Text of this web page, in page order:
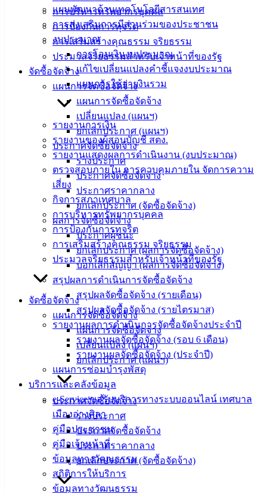
การบริหารทรัพยากรบุคคล
การป้องกันการทุจริต
การเสริมสร้างคุณธรรม จริยธรรม
ประมวลจริยธรรมสำหรับเจ้าหน้าที่ของรัฐ
จัดซื้อจัดจ้าง
แผนการจัดซื้อจัดจ้าง
แผนการจัดซื้อจัดจ้าง
เปลี่ยนแปลง (แผนฯ)
ยกเลิกประกาศ (แผนฯ)
ประกาศจัดซื้อจัดจ้าง
ร่างประกาศ
ประกาศจัดซื้อจัดจ้าง
ประกาศราคากลาง
ยกเลิกประกาศ (จัดซื้อจัดจ้าง)
ผลการจัดซื้อจัดจ้าง
ประกาศผู้ชนะ
ยกเลิกประกาศ (ผลการจัดซื้อจัดจ้าง)
บอกเลิกสัญญา (ผลการจัดซื้อจัดจ้าง)
สรุปผลการดำเนินการจัดซื้อจัดจ้าง
สรุปผลจัดซื้อจัดจ้าง (รายเดือน)
สรุปผลจัดซื้อจัดจ้าง (รายไตรมาส)
รายงานผลการดำเนินการจัดซื้อจัดจ้างประจำปี
รายงานผลจัดซื้อจัดจ้าง (รอบ 6 เดือน)
รายงานผลจัดซื้อจัดจ้าง (ประจำปี)
แผนการซ่อมบำรุงพัสดุ
บริการและคลังข้อมูล
e-Service ขอรับบริการทางระบบออนไลน์ เทศบาล
เมืองอ่างศิลา
คู่มือประชาชน
คู่มือเจ้าหน้าที่
ข้อมูลทางวัฒนธรรม
สถิติการให้บริการ
ข้อมูลทางวัฒนธรรม
แผนพัฒนาด้านเทคโนโลยีสารสนเทศ
การส่งเสริมการมีส่วนร่วมของประชาชน
งบประมาณ
การโอนเงินงบประมาณ
แก้ไขเปลี่ยนแปลงคำชี้แจงงบประมาณ
แผนการใช้จ่ายงินรวม
รายงานการเงิน
รายงานของผู้สอบบัญชี สตง.
รายงานแสดงผลการดำเนินงาน (งบประมาณ)
ตรวจสอบภายใน การควบคุมภายใน จัดการความ
เสี่ยง
กิจการสภาเทศบาล
การบริหารทรัพยากรบุคคล
การป้องกันการทุจริต
การเสริมสร้างคุณธรรม จริยธรรม
ประมวลจริยธรรมสำหรับเจ้าหน้าที่ของรัฐ
จัดซื้อจัดจ้าง
แผนการจัดซื้อจัดจ้าง
แผนการจัดซื้อจัดจ้าง
เปลี่ยนแปลง (แผนฯ)
ยกเลิกประกาศ (แผนฯ)
ประกาศจัดซื้อจัดจ้าง
ร่างประกาศ
ประกาศจัดซื้อจัดจ้าง
ประกาศราคากลาง
ยกเลิกประกาศ (จัดซื้อจัดจ้าง)
ประชาชน
ดาวน์โหลด
แบบ
ฟอร์ม,
เอกสาร
สำหรับ
ประชาชน/
คู่มือการ
ปฏิบัติ
ข่าวสาร
น่ารู้
ศุนย์
ข้อมูล
ข่าวสาร
อิเล็กทรอนิกส์
องค์
ความรู้
(Knowledge
Management)
เทศบาล
สายตรง
ประวัติ
เทศบาล
ผู้บริหาร